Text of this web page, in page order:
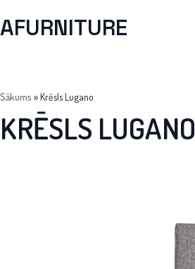
AFURNITURE
Sākums »Krēsls Lugano
KRĒSLS LUGANO